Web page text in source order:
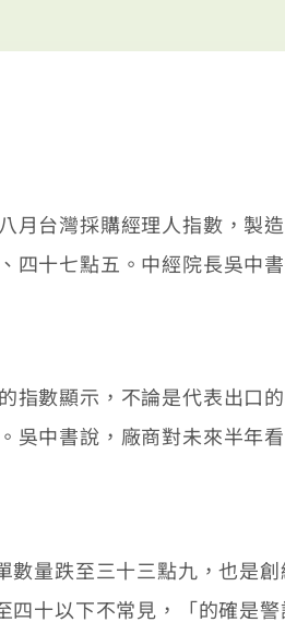
台灣採購經理人指數，製
十七點五。中經院長吳中
數顯示，不論是代表出口
中書說，廠商對未來半年
量跌至三十三點九，也是創
十以下不常見，「的確是警